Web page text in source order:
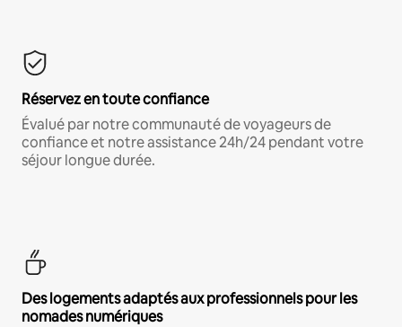
Réservez en toute confiance
Évalué par notre communauté de voyageurs de
confiance et notre assistance 24h/24 pendant votre
séjour longue durée.
Des logements adaptés aux professionnels pour les
nomades numériques